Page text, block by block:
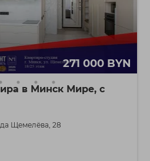
271 000 BYN
в Минск Мире, с
Щемелёва, 28